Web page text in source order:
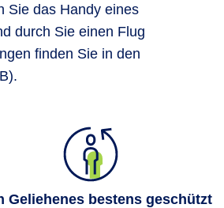
Sie das Handy eines
durch Sie einen Flug
finden Sie in den
Geliehenes bestens geschützt